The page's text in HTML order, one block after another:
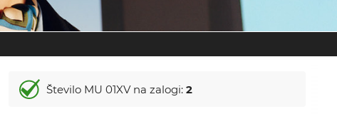
Število MU 01XV na zalogi:2